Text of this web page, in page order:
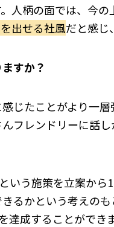
人柄の面では、今
出せる社風だと感じ
すか？
じたことがより一
フレンドリーに話
いう施策を立案から
るかという考えの
達成することができ